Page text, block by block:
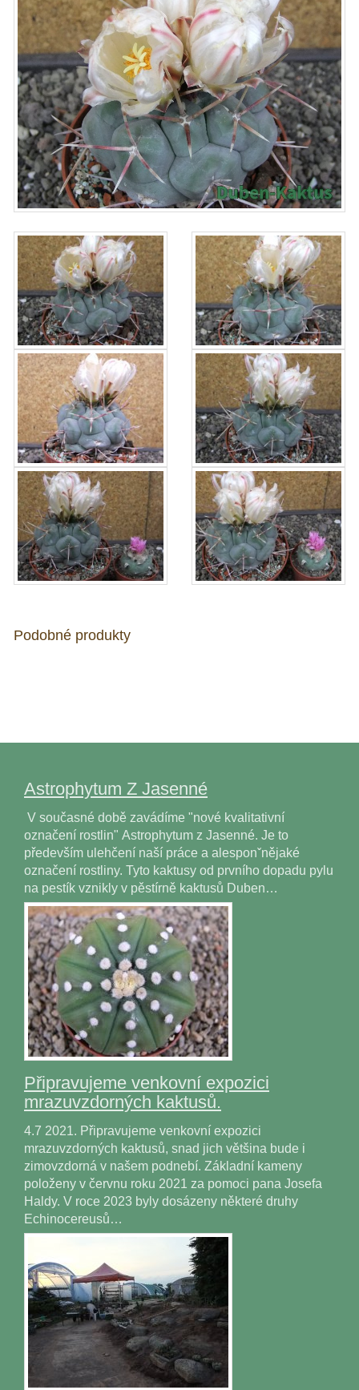
Podobné produkty
Astrophytum Z Jasenné
V současné době zavádíme "nové kvalitativní
označení rostlin" Astrophytum z Jasenné. Je to
především ulehčení naší práce a alesponˇnějaké
označení rostliny. Tyto kaktusy od prvního dopadu pylu
na pestík vznikly v pěstírně kaktusů Duben…
Připravujeme venkovní expozici
mrazuvzdorných kaktusů.
4.7 2021. Připravujeme venkovní expozici
mrazuvzdorných kaktusů, snad jich většina bude i
zimovzdorná v našem podnebí. Základní kameny
položeny v červnu roku 2021 za pomoci pana Josefa
Haldy. V roce 2023 byly dosázeny některé druhy
Echinocereusů…